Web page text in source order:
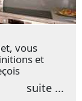
vous
et
et
plus
suite ...